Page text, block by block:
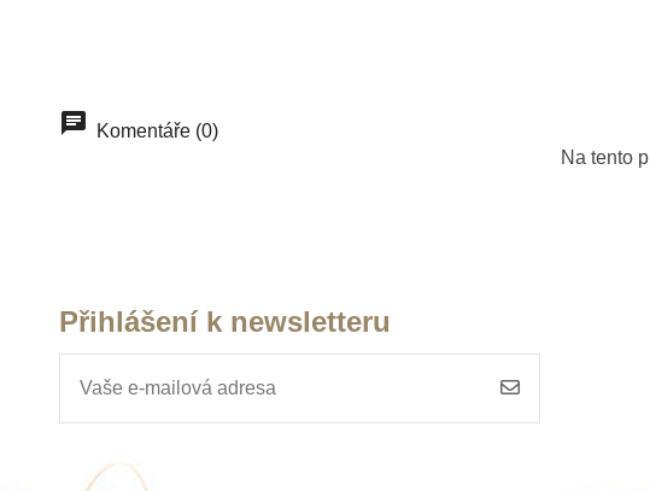
modrých korálků
1-10 (skleněné perličky)
Komentáře (0)
Na tento
Přihlášení k newsletteru